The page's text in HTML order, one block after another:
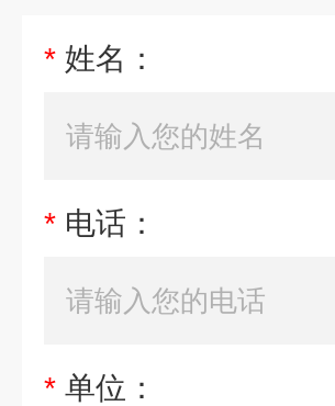
* 姓名：
* 电话：
* 单位：